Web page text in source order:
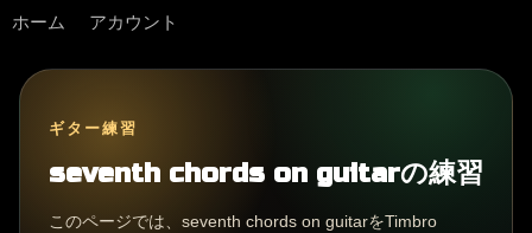
ホーム アカウント
ギター練習
seventh chords on guitarの練習
このページでは、seventh chords on guitarをTimbro